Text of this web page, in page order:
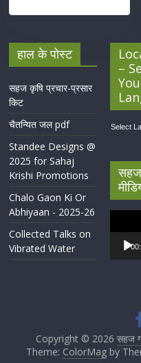
हाल के पोस्ट
सहज कृषि प्रचार-प्रसार
किट
चैतन्यित जल pdf
Standee Designs @
2025 for Sahaj
Krishi Promotions
Chalo Gaon Ki Or
Abhiyaan - 2025-26
Collected Talks on
Vibrated Water
–
Select
Player
Copyright © 2026सहज
Theme: ColorMagby